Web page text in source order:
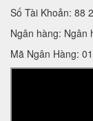
Số Tài Khoản: 88
Ngân hàng: Ngân
Mã Ngân Hàng: